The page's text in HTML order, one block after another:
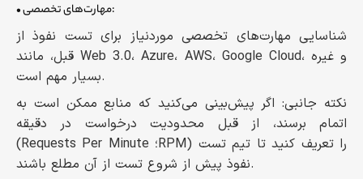
• مهارت‌های تخصصی:
شناسایی مهارت‌های تخصصی موردنیاز برای تست نفوذ از
قبل، مانند Web 3.0، Azure، AWS، Google Cloud، و غیره
بسیار مهم است.
نکته جانبی: اگر پیش‌بینی می‌کنید که منابع ممکن است به
اتمام برسند، از قبل محدودیت درخواست‌ در دقیقه
(Requests Per Minute ؛RPM) را تعریف کنید تا تیم تست
نفوذ پیش از شروع تست از آن مطلع باشند.